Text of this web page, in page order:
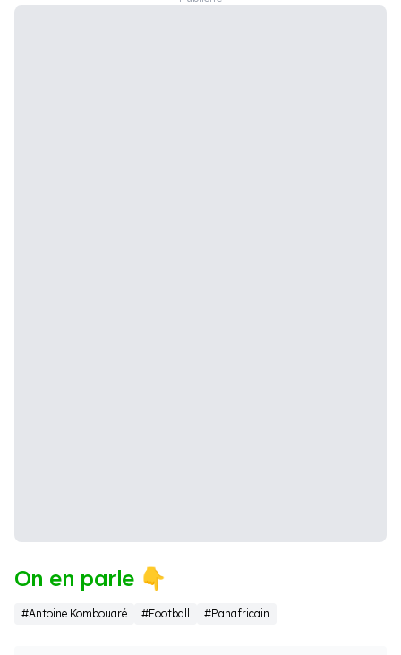
On en parle 👇
#Antoine Kombouaré #Football #Panafricain